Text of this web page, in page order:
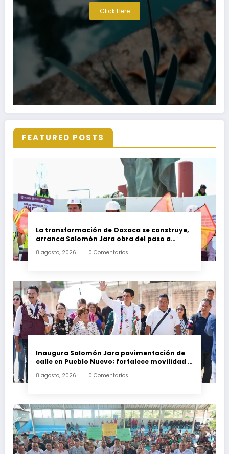
Click Here
FEATURED POSTS
La transformación de Oaxaca se construye,
arranca Salomón Jara obra del paso a
kilómetro 184 + 300
8 agosto, 2026 0 Comentarios
Inaugura Salomón Jara pavimentación de
calle en Pueblo Nuevo; fortalece movilidad y
8 agosto, 2026 0 Comentarios